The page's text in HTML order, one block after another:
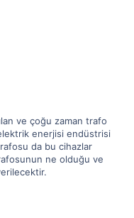
ve çoğu zaman trafo
enerjisi endüstrisi
da bu cihazlar
ne olduğu ve